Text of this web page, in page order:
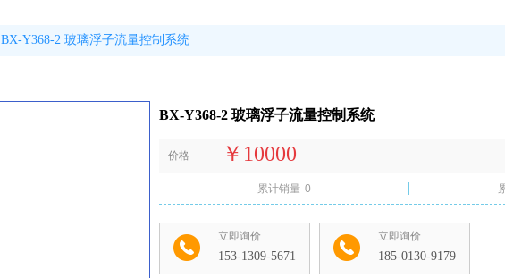
BX-Y368-2 玻璃浮子流量控制系统
BX-Y368-2 玻璃浮子流量控制系统
价格 ￥10000
累计销量 0
立即询价
153-1309-5671
立即询价
185-0130-9179